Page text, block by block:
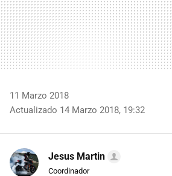
11 Marzo 2018
Actualizado 14 Marzo 2018, 19:32
Jesus Martin
Coordinador